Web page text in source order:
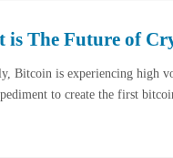
is The Future of
Bitcoin is experiencing high
to create the first